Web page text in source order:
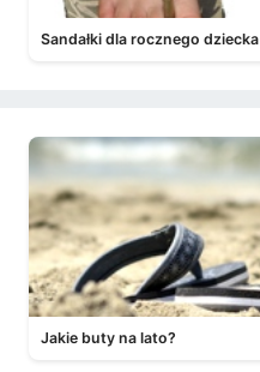
Sandałki dla rocznego dziecka
Jakie buty na lato?